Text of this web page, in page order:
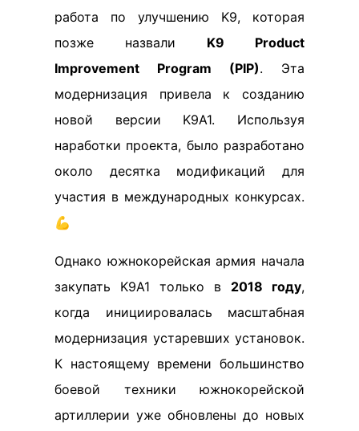
работа по улучшению K9, которая
позже назвали K9 Product
Improvement Program (PIP). Эта
модернизация привела к созданию
новой версии K9A1. Используя
наработки проекта, было разработано
около десятка модификаций для
участия в международных конкурсах.
💪
Однако южнокорейская армия начала
закупать K9A1 только в 2018 году,
когда инициировалась масштабная
модернизация устаревших установок.
К настоящему времени большинство
боевой техники южнокорейской
артиллерии уже обновлены до новых